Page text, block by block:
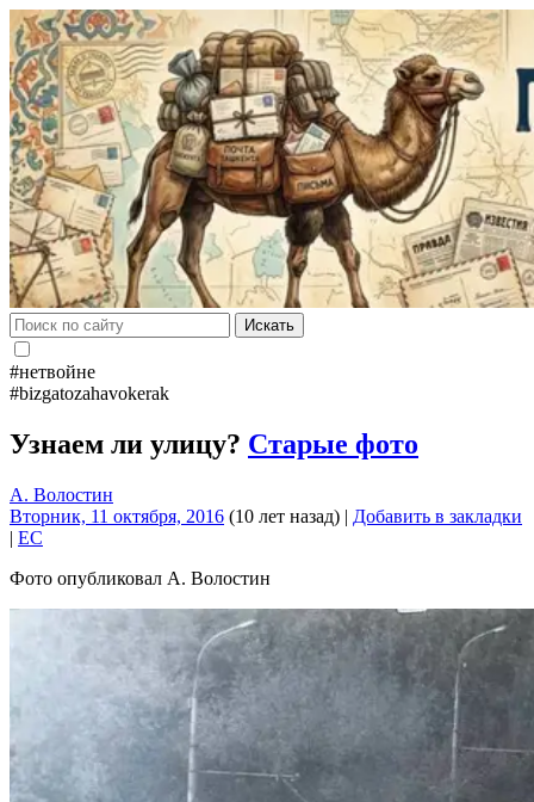
Искать
#нетвойне
#bizgatozahavokerak
Узнаем ли улицу? Старые фото
А. Волостин
Вторник, 11 октября, 2016 (10 лет назад) | Добавить в закладки
| EC
Фото опубликовал А. Волостин